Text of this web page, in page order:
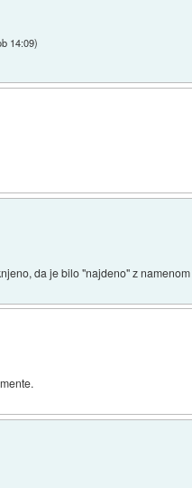
14:09)
da je bilo "najdeno" z